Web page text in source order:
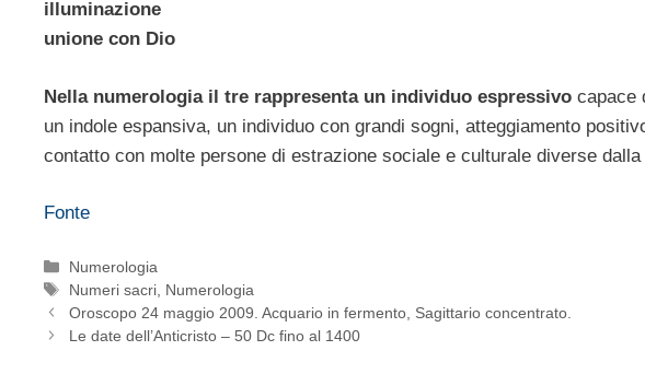
illuminazione
unione con Dio
Nella numerologia il tre rappresenta un individuo espressivo capace
un indole espansiva, un individuo con grandi sogni, atteggiamento
contatto con molte persone di estrazione sociale e culturale diverse dalla
Fonte
Categorie
Numerologia
Tag
Numeri sacri Numerologia
Oroscopo 24 maggio 2009. Acquario in fermento, Sagittario concentrato.
Le date dell’Anticristo – 50 Dc fino al 1400